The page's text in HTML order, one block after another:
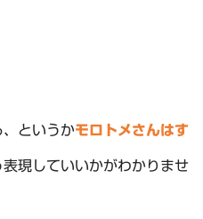
というかモロトメさんはす
表現していいかがわかりませ